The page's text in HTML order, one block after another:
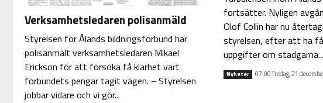
Verksamhetsledaren polisanmäld
Styrelsen för Ålands bildningsförbund har
polisanmält verksamhetsledaren Mikael
Erickson för att försöka få klarhet vart
förbundets pengar tagit vägen. – Styrelsen
jobbar vidare och vi gör...
fortsätter. Nyligen
Olof Collin har nu
styrelsen, efter att ha
uppgifter om stadgarna...
Nyheter 07:00 fredag, 21